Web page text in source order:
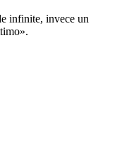
infinite, invece un